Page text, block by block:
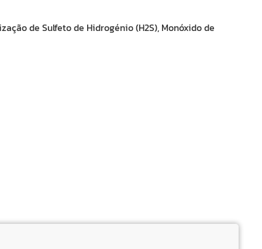
de Sulfeto de Hidrogénio (H2S), Monóxido de